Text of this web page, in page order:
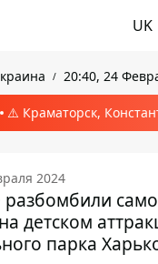
UK
20:40, 24
⚠️ Краматорск,
2024
разбомбили
детском
парка